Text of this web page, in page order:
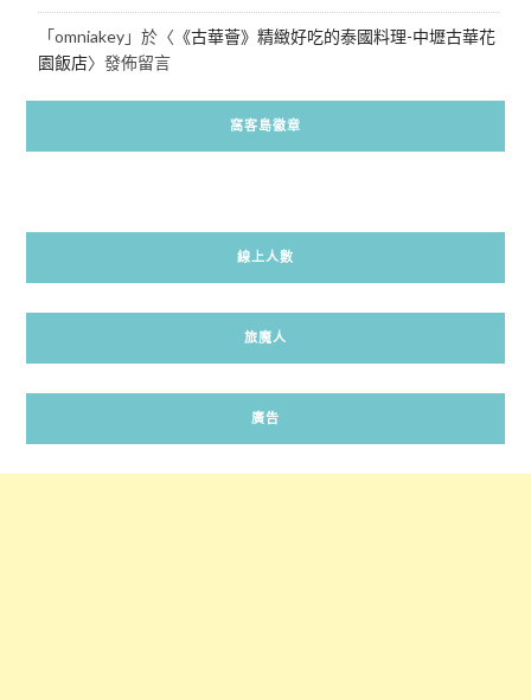
「omniakey」於〈 《古華薈》精緻好吃的泰國料理-中壢古華花
園飯店〉發佈留言
窩客島徽章
線上人數
旅魔人
廣告